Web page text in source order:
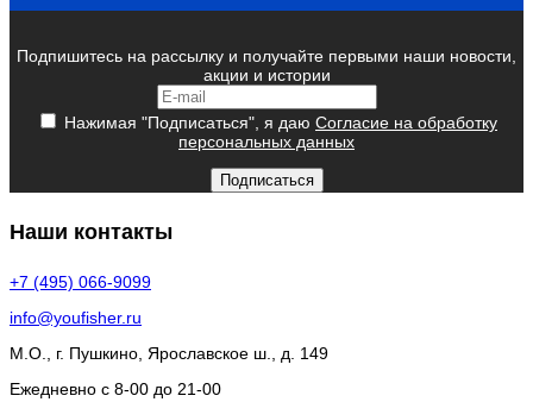
Подпишитесь на рассылку и получайте первыми наши новости,
акции и истории
Нажимая "Подписаться", я даю Согласие на обработку
персональных данных
Подписаться
Наши контакты
+7 (495) 066-9099
info@youfisher.ru
М.О., г. Пушкино, Ярославское ш., д. 149
Ежедневно с 8-00 до 21-00